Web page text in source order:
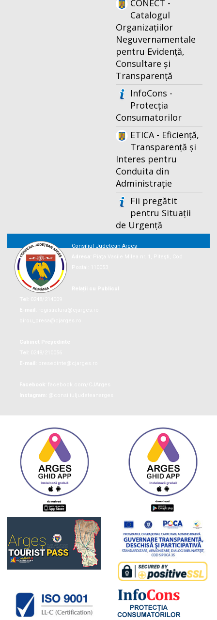
CONECT -
Catalogul
Organizațiilor
Neguvernamentale
pentru Evidență,
Consultare și
Transparență
InfoCons -
Protecția
Consumatorilor
ETICA - Eficiență,
Transparență și
Interes pentru
Conduita din
Administrație
Fii pregătit
pentru Situații
de Urgență
Consiliul Județean Argeș